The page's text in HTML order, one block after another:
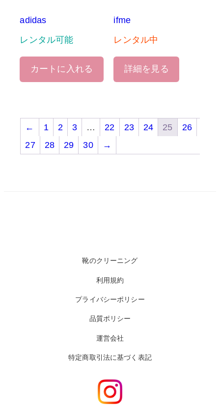
adidas
レンタル可能
カートに入れる
ifme
レンタル中
詳細を見る
← 1 2 3 … 22 23 24 25
26
27
28 29 30 →
靴のクリーニング
利用規約
プライバシーポリシー
品質ポリシー
運営会社
特定商取引法に基づく表記